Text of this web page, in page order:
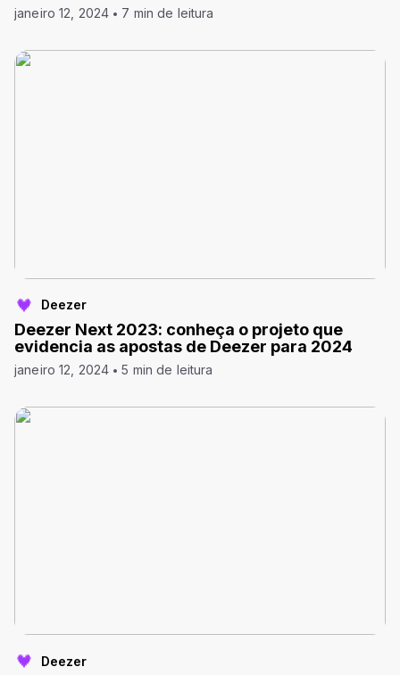
janeiro 12, 2024 7 min de leitura
Deezer
Deezer Next 2023: conheça o projeto que
evidencia as apostas de Deezer para 2024
janeiro 12, 2024 5 min de leitura
Deezer